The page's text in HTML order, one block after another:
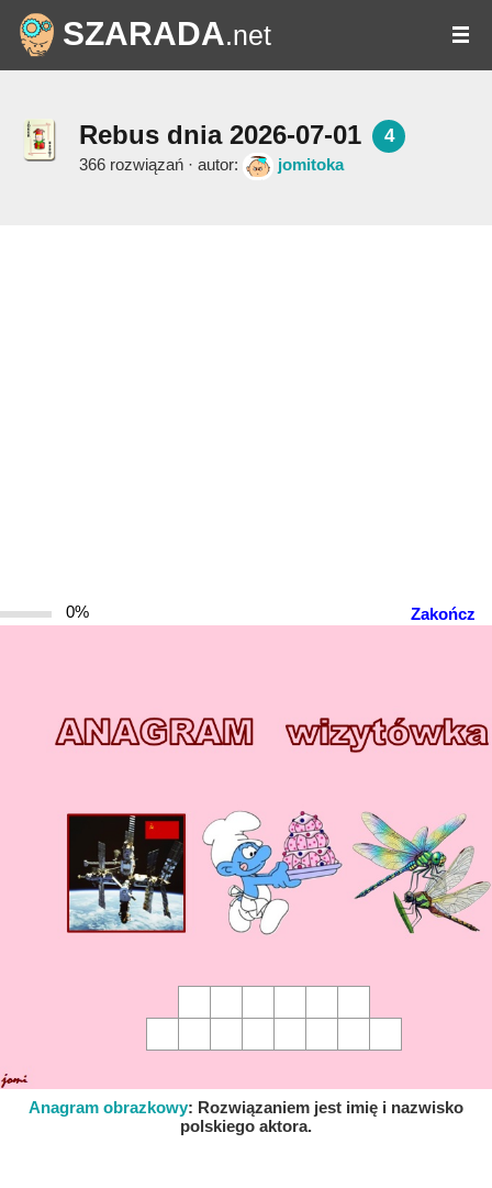
SZARADA.net
Rebus dnia 2026-07-01 4
366 rozwiązań · autor: jomitoka
Zakończ
0%
Anagram obrazkowy: Rozwiązaniem jest imię i nazwisko
polskiego aktora.